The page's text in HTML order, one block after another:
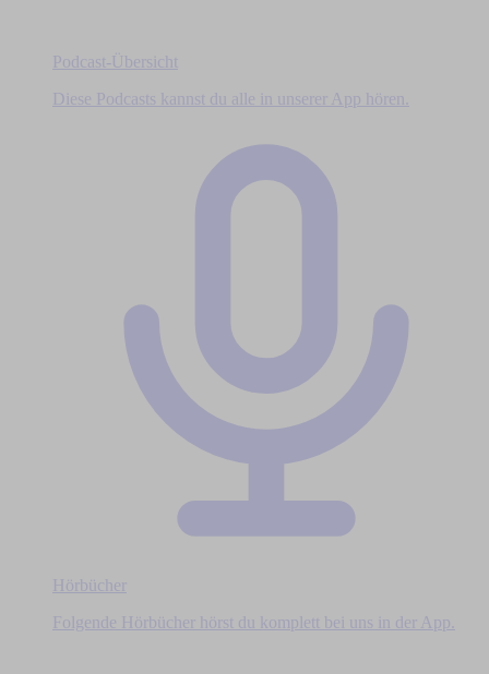
Podcast-Übersicht
Diese Podcasts kannst du alle in unserer App hören.
Hörbücher
Folgende Hörbücher hörst du komplett bei uns in der App.